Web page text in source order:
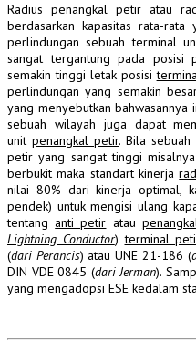
Radius penangkal petir atau
berdasarkan kapasitas rata-
perlindungan sebuah terminal
sangat tergantung pada posisi
semakin tinggi letak posisi
perlindungan yang semakin
yang menyebutkan bahwasannya
sebuah wilayah juga dapat
unit penangkal petir. Bila sebuah
petir yang sangat tinggi
berbukit maka standart kinerja
nilai 80% dari kinerja optimal,
pendek) untuk mengisi ulang
tentang anti petir atau
Lightning Conductor)terminal
(dari Perancis) atau UNE 21-186 (
DIN VDE 0845 (dari Jerman).
yang mengadopsi ESE kedalam